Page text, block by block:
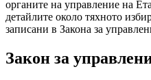
органите на управление на
детайлите около тяхното
записани в Закона за
Закон за